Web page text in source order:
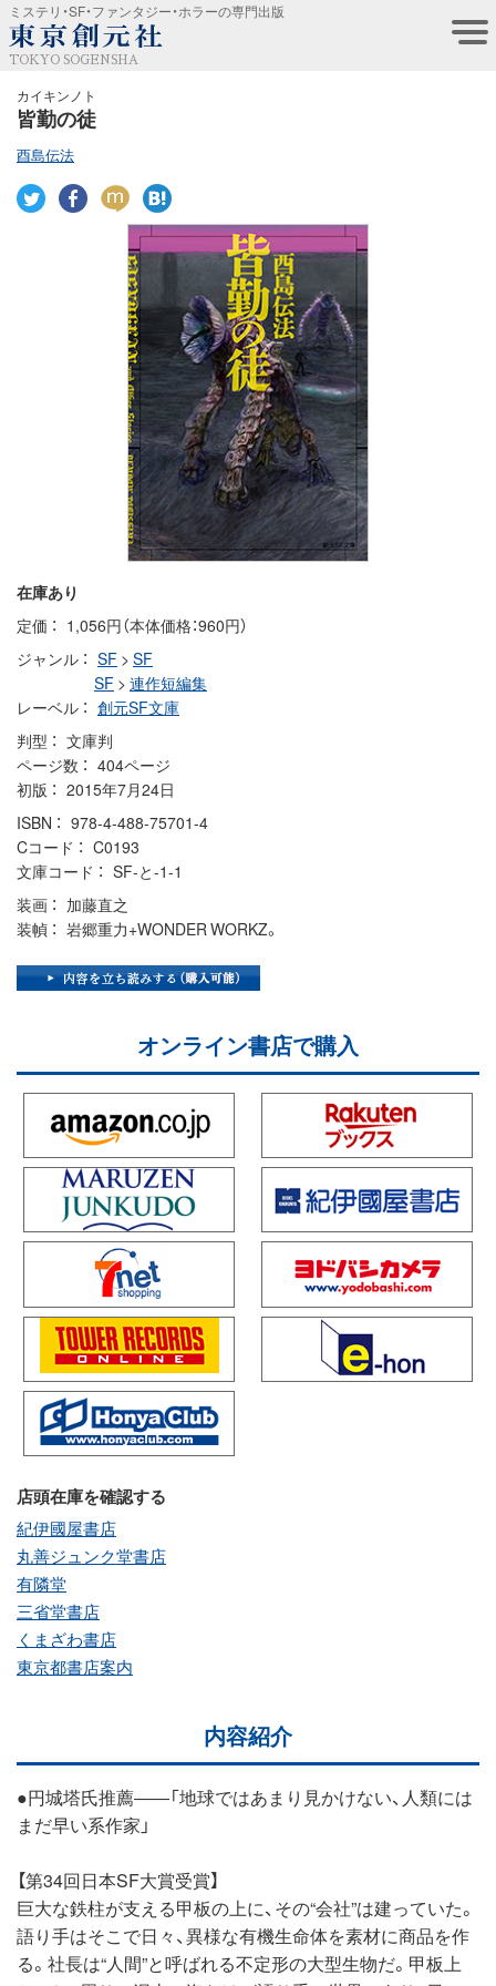
ミステリ・SF・ファンタジー・ホラーの専門出版
TOKYO SOGENSHA
カイキンノト
皆勤の徒
酉島伝法
在庫あり
定価
1,056円（本体価格：960円）
ジャンル
SF > SF
SF > 連作短編集
レーベル
創元SF文庫
判型
文庫判
ページ数
404ページ
初版
2015年7月24日
ISBN
978-4-488-75701-4
Cコード
C0193
文庫コード
SF-と-1-1
装画
加藤直之
装幀
岩郷重力+WONDER WORKZ。
オンライン書店で購入
店頭在庫を確認する
紀伊國屋書店
丸善ジュンク堂書店
有隣堂
三省堂書店
くまざわ書店
東京都書店案内
内容紹介
●円城塔氏推薦――「地球ではあまり見かけない、人類には
まだ早い系作家」
【第34回日本SF大賞受賞】
巨大な鉄柱が支える甲板の上に、その“会社”は建っていた。
語り手はそこで日々、異様な有機生命体を素材に商品を作
る。社長は“人間”と呼ばれる不定形の大型生物だ。甲板上